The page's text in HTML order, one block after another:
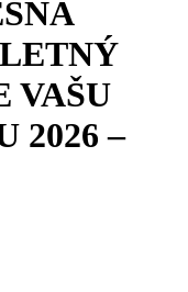
VAŠU
2026 –